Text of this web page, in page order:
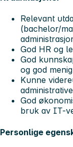
Relevant
(bachelor/
God HR og
God
og god
Kunne
God
bruk av IT-
Personlige